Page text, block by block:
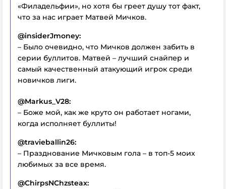
«Филадельфии», но хотя бы греет душу тот факт,
что за нас играет Матвей Мичков.
@insiderJmoney:
– Было очевидно, что Мичков должен забить в
серии буллитов. Матвей – лучший снайпер и
самый качественный атакующий игрок среди
новичков лиги.
@Markus_V28:
– Боже мой, как же круто он работает ногами,
когда исполняет буллиты!
@travieballin26:
– Празднование Мичковым гола – в топ-5 моих
любимых за все время.
@ChirpsNChzsteax: